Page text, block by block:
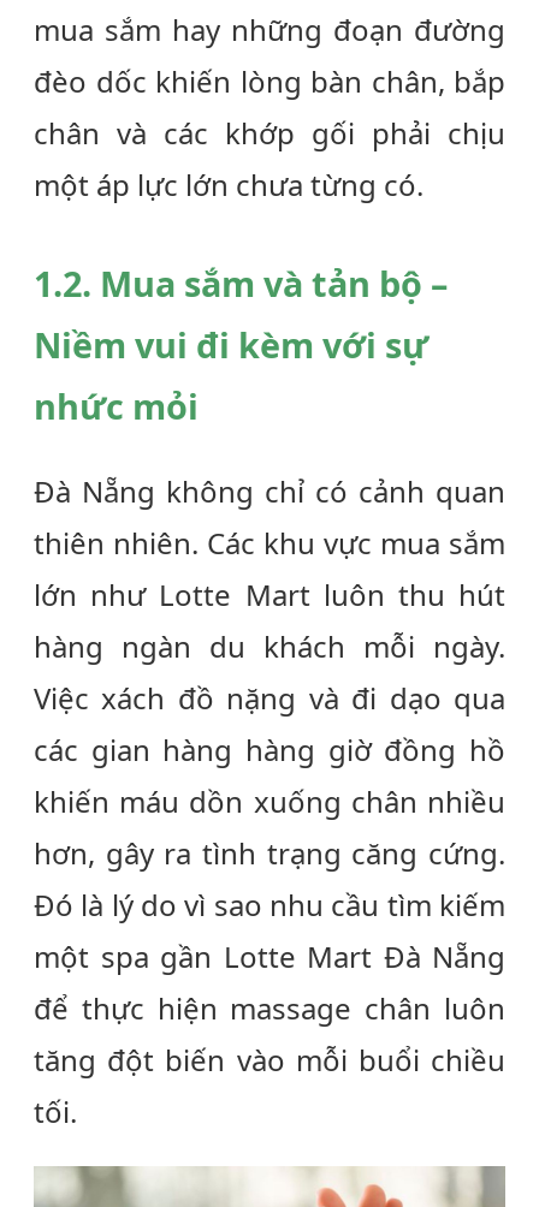
mua sắm hay những đoạn đường
đèo dốc khiến lòng bàn chân, bắp
chân và các khớp gối phải chịu
một áp lực lớn chưa từng có.
1.2. Mua sắm và tản bộ –
Niềm vui đi kèm với sự
nhức mỏi
Đà Nẵng không chỉ có cảnh quan
thiên nhiên. Các khu vực mua sắm
lớn như Lotte Mart luôn thu hút
hàng ngàn du khách mỗi ngày.
Việc xách đồ nặng và đi dạo qua
các gian hàng hàng giờ đồng hồ
khiến máu dồn xuống chân nhiều
hơn, gây ra tình trạng căng cứng.
Đó là lý do vì sao nhu cầu tìm kiếm
một spa gần Lotte Mart Đà Nẵng
để thực hiện massage chân luôn
tăng đột biến vào mỗi buổi chiều
tối.